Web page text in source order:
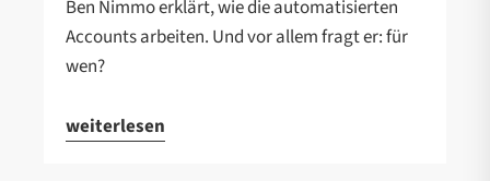
Ben Nimmo erklärt, wie die automatisierten
Accounts arbeiten. Und vor allem fragt er: für
wen?
weiterlesen